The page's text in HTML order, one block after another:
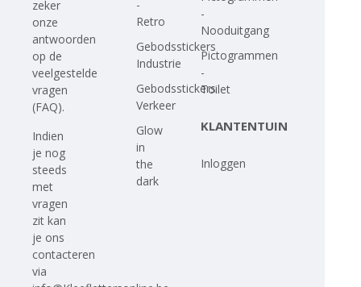
zeker
onze
antwoorden
op de
veelgestelde
vragen
(FAQ).
Indien
je nog
steeds
met
vragen
zit kan
je ons
contacteren
via
-
Retro
Gebodsstickers
Industrie
Gebodsstickers
Verkeer
Glow
in
the
dark
-
Nooduitgang
Pictogrammen
-
Toilet
KLANTENTUIN
Inloggen